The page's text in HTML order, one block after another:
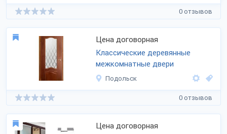
0 отзывов
Цена договорная
Классические деревянные
межкомнатные двери
Подольск
0 отзывов
Цена договорная